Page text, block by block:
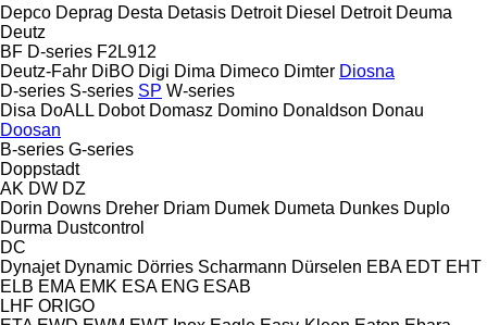
Depco Deprag Desta Detasis Detroit Diesel Detroit Deuma
Deutz
BF D-series F2L912
Deutz-Fahr DiBO Digi Dima Dimeco Dimter Diosna
D-series S-series SP W-series
Disa DoALL Dobot Domasz Domino Donaldson Donau
Doosan
B-series G-series
Doppstadt
AK DW DZ
Dorin Downs Dreher Driam Dumek Dumeta Dunkes Duplo
Durma Dustcontrol
DC
Dynajet Dynamic Dörries Scharmann Dürselen EBA EDT EHT
ELB EMA EMK ESA ENG ESAB
LHF ORIGO